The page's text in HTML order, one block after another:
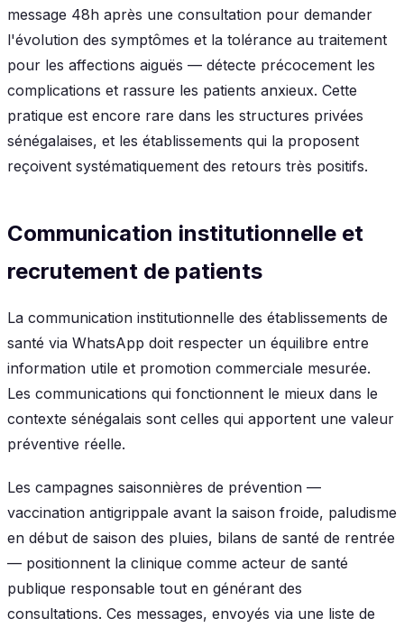
message 48h après une consultation pour demander
l'évolution des symptômes et la tolérance au traitement
pour les affections aiguës — détecte précocement les
complications et rassure les patients anxieux. Cette
pratique est encore rare dans les structures privées
sénégalaises, et les établissements qui la proposent
reçoivent systématiquement des retours très positifs.
Communication institutionnelle et
recrutement de patients
La communication institutionnelle des établissements de
santé via WhatsApp doit respecter un équilibre entre
information utile et promotion commerciale mesurée.
Les communications qui fonctionnent le mieux dans le
contexte sénégalais sont celles qui apportent une valeur
préventive réelle.
Les campagnes saisonnières de prévention —
vaccination antigrippale avant la saison froide, paludisme
en début de saison des pluies, bilans de santé de rentrée
— positionnent la clinique comme acteur de santé
publique responsable tout en générant des
consultations. Ces messages, envoyés via une liste de